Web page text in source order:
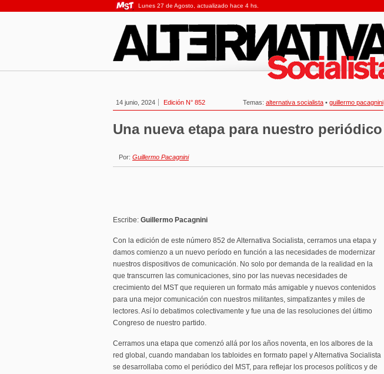
Lunes 27 de Agosto, actualizado hace 4 hs.
14 junio, 2024 Edición N° 852 Temas: alternativa socialista • guillermo pacagnini
Una nueva etapa para nuestro periódico
Por: Guillermo Pacagnini
Escribe: Guillermo Pacagnini
Con la edición de este número 852 de Alternativa Socialista, cerramos una etapa y
damos comienzo a un nuevo período en función a las necesidades de modernizar
nuestros dispositivos de comunicación. No solo por demanda de la realidad en la
que transcurren las comunicaciones, sino por las nuevas necesidades de
crecimiento del MST que requieren un formato más amigable y nuevos contenidos
para una mejor comunicación con nuestros militantes, simpatizantes y miles de
lectores. Así lo debatimos colectivamente y fue una de las resoluciones del último
Congreso de nuestro partido.
Cerramos una etapa que comenzó allá por los años noventa, en los albores de la
red global, cuando mandaban los tabloides en formato papel y Alternativa Socialista
se desarrollaba como el periódico del MST, para reflejar los procesos políticos y de